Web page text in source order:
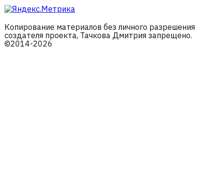
Копирование материалов без личного разрешения
создателя проекта, Тачкова Дмитрия запрещено.
©2014-2026